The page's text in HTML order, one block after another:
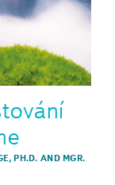
PH.D. AND MGR.